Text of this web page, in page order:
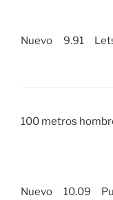
Nuevo 9.91
100 metros
Nuevo 10.09